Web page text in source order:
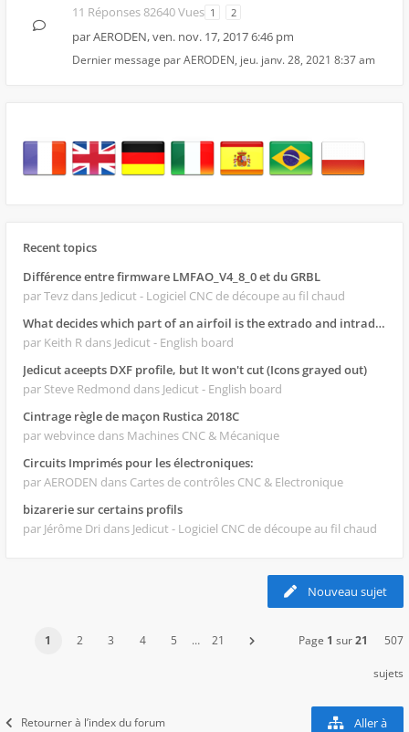
11 Réponses 82640 Vues 1 2
parAERODEN,ven. nov. 17, 2017 6:46 pm
Dernier message parAERODEN, jeu. janv. 28, 2021 8:37 am
Recent topics
Différence entre firmware LMFAO_V4_8_0 et du GRBL
par Tevz dans Jedicut - Logiciel CNC de découpe au fil chaud
What decides which part of an airfoil is the extrado and intrado?
par Keith R dans Jedicut - English board
Jedicut aceepts DXF profile, but It won't cut (Icons grayed out)
par Steve Redmond dans Jedicut - English board
Cintrage règle de maçon Rustica 2018C
par webvince dans Machines CNC & Mécanique
Circuits Imprimés pour les électroniques:
par AERODEN dans Cartes de contrôles CNC & Electronique
bizarerie sur certains profils
par Jérôme Dri dans Jedicut - Logiciel CNC de découpe au fil chaud
Nouveau sujet
1 2 3 4 5 … 21 Page 1 sur21 507
sujets
Retourner à l’index du forum Aller à